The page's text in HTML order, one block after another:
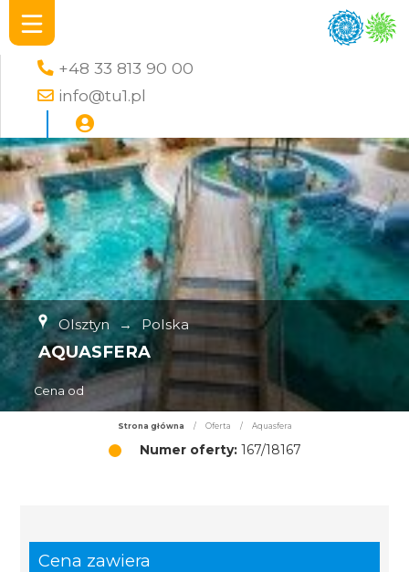
+48 33 813 90 00
info@tu1.pl
Olsztyn → Polska
AQUASFERA
Cena od
Strona główna / Oferta / Aquasfera
Numer oferty:167/18167
Cena zawiera